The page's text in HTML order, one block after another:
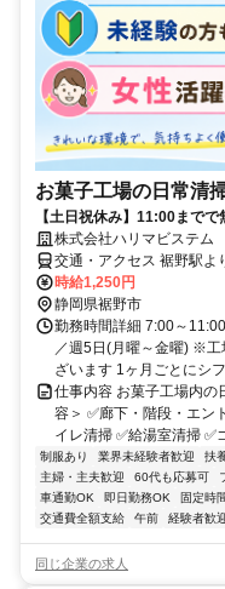
お菓子工場の日常清
【土日祝休み】11:00まで
株式会社ハリマビステ
交通・アクセス 裾野駅よ
分 富士裾野工業団地入口
時給1,250円
静岡県裾野市
勤務時間詳細 7:00～
／週5日(月曜～金曜) ※
ざいます 1ヶ月ごとにシ
仕事内容 お菓子工場内の
容＞ ✅廊下・階段・エン
イレ清掃 ✅給湯室清掃 ✅
制服あり 業界未経験者歓迎 扶
主婦・主夫歓迎
60代も応募可
車通勤OK
即日勤務OK 固定時
交通費全額支給
午前 経験者歓
同じ企業の求人